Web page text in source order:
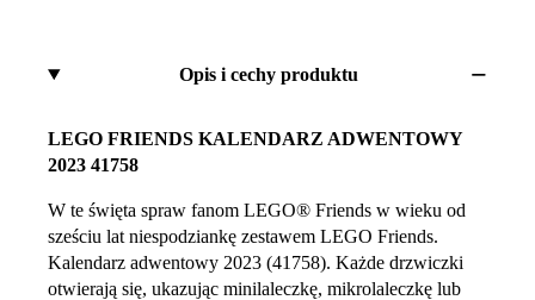
Opis i cechy produktu
LEGO FRIENDS KALENDARZ ADWENTOWY
2023 41758
W te święta spraw fanom LEGO® Friends w wieku od
sześciu lat niespodziankę zestawem LEGO Friends.
Kalendarz adwentowy 2023 (41758). Każde drzwiczki
otwierają się, ukazując minilaleczkę, mikrolaleczkę lub